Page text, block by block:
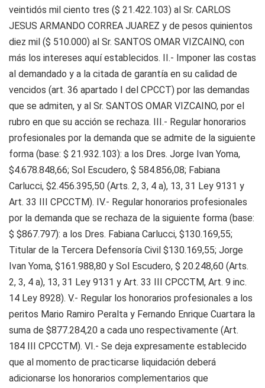
veintidós mil ciento tres ($ 21.422.103) al Sr. CARLOS
JESUS ARMANDO CORREA JUAREZ y de pesos quinientos
diez mil ($ 510.000) al Sr. SANTOS OMAR VIZCAINO, con
más los intereses aquí establecidos. II.- Imponer las costas
al demandado y a la citada de garantía en su calidad de
vencidos (art. 36 apartado I del CPCCT) por las demandas
que se admiten, y al Sr. SANTOS OMAR VIZCAINO, por el
rubro en que su acción se rechaza. III.- Regular honorarios
profesionales por la demanda que se admite de la siguiente
forma (base: $ 21.932.103): a los Dres. Jorge Ivan Yoma,
$4.678.848,66; Sol Escudero, $ 584.856,08; Fabiana
Carlucci, $2.456.395,50 (Arts. 2, 3, 4 a), 13, 31 Ley 9131 y
Art. 33 III CPCCTM). IV.- Regular honorarios profesionales
por la demanda que se rechaza de la siguiente forma (base:
$ $867.797): a los Dres. Fabiana Carlucci, $130.169,55;
Titular de la Tercera Defensoría Civil $130.169,55; Jorge
Ivan Yoma, $161.988,80 y Sol Escudero, $ 20.248,60 (Arts.
2, 3, 4 a), 13, 31 Ley 9131 y Art. 33 III CPCCTM, Art. 9 inc.
14 Ley 8928). V.- Regular los honorarios profesionales a los
peritos Mario Ramiro Peralta y Fernando Enrique Cuartara la
suma de $877.284,20 a cada uno respectivamente (Art.
184 III CPCCTM). VI.- Se deja expresamente establecido
que al momento de practicarse liquidación deberá
adicionarse los honorarios complementarios que